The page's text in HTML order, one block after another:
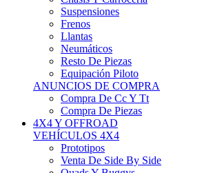
Suspensiones
Frenos
Llantas
Neumáticos
Resto De Piezas
Equipación Piloto
ANUNCIOS DE COMPRA
Compra De Cc Y Tt
Compra De Piezas
4X4 Y OFFROAD
VEHÍCULOS 4X4
Prototipos
Venta De Side By Side